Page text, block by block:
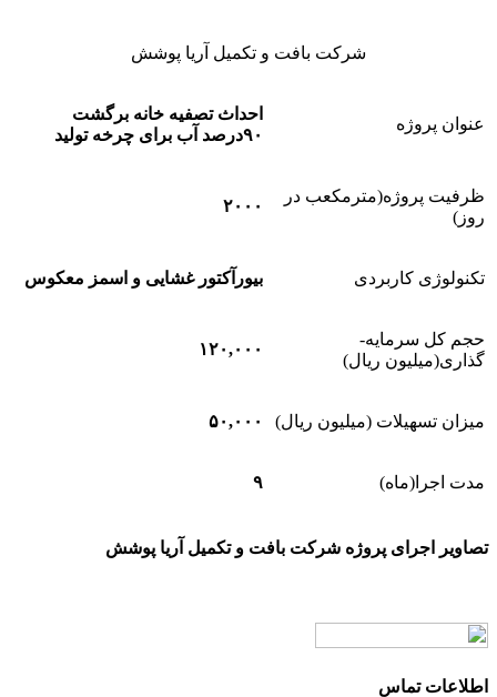
شرکت بافت و تکمیل آریا پوشش
عنوان پروژه
احداث تصفیه خانه برگشت
۹۰درصد آب برای چرخه تولید
ظرفیت پروژه(مترمکعب در
روز)
۲۰۰۰
تکنولوژی کاربردی بیورآکتور غشایی و اسمز معکوس
حجم کل سرمایه­
گذاری(میلیون ریال)
۱۲۰,۰۰۰
میزان تسهیلات (میلیون ریال) ۵۰,۰۰۰
مدت اجرا(ماه) ۹
تصاویر اجرای پروژه شرکت بافت و تکمیل آریا پوشش
اطلاعات تماس